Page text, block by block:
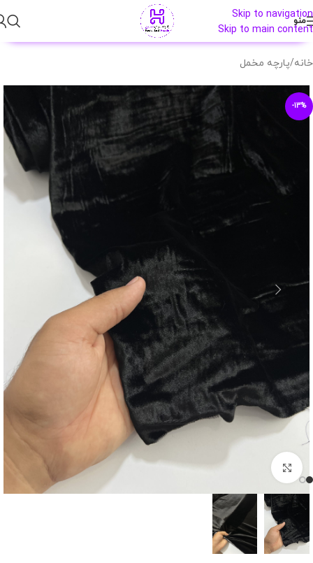
Skip to navigation
Skip to main content
منو
خانه/پارچه مخمل
-13%
بزرگنمایی تصویر